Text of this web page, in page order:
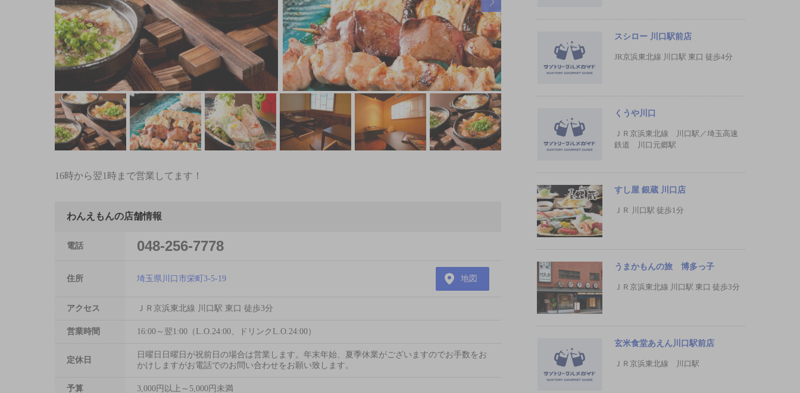
16時から翌1時まで営業してます！
わんえもんの店舗情報
電話 048-256-7778
住所 埼玉県川口市栄町3-5-19 地図
アクセス ＪＲ京浜東北線 川口駅 東口 徒歩3分
営業時間 16:00～翌1:00（L.O.24:00、ドリンクL.O.24:00）
定休日
日曜日日曜日が祝前日の場合は営業します。年末年始、夏季休業がございますのでお手数をお
かけしますがお電話でのお問い合わせをお願い致します。
予算 3,000円以上～5,000円未満
スシロー 川口駅前店
JR京浜東北線 川口駅 東口 徒歩4分
くうや川口
ＪＲ京浜東北線 川口駅／埼玉高速
鉄道 川口元郷駅
すし屋 銀蔵 川口店
ＪＲ 川口駅 徒歩1分
うまかもんの旅 博多っ子
ＪＲ京浜東北線 川口駅 東口 徒歩3分
玄米食堂あえん川口駅前店
ＪＲ京浜東北線 川口駅